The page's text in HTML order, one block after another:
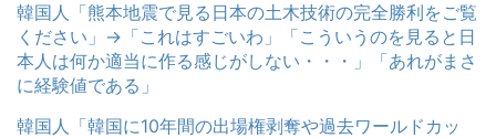
韓国人「熊本地震で見る日本の土木技術の完全勝利をご覧
ください」→「これはすごいわ」「こういうのを見ると日
本人は何か適当に作る感じがしない・・・」「あれがまさ
に経験値である」
韓国人「韓国に10年間の出場権剥奪や過去ワールドカッ